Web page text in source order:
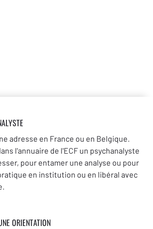
adresse en France ou en Belgique.
l'annuaire de l'ECF un psychanalyste
pour entamer une analyse ou pour
en institution ou en libéral avec
ORIENTATION